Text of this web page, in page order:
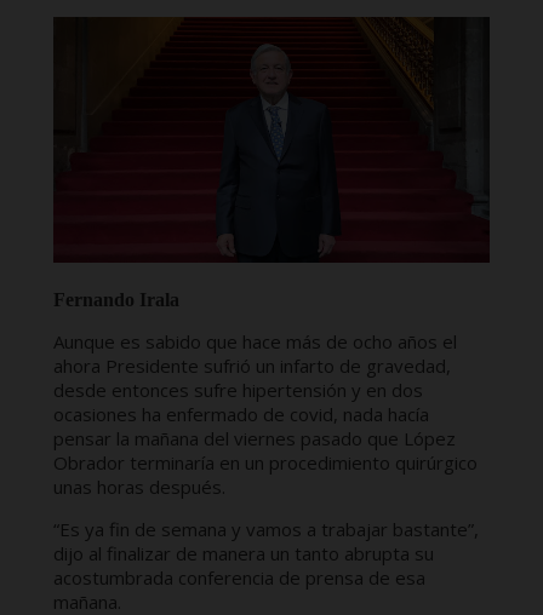
Fernando Irala
Aunque es sabido que hace más de ocho años el
ahora Presidente sufrió un infarto de gravedad,
desde entonces sufre hipertensión y en dos
ocasiones ha enfermado de covid, nada hacía
pensar la mañana del viernes pasado que López
Obrador terminaría en un procedimiento quirúrgico
unas horas después.
“Es ya fin de semana y vamos a trabajar bastante”,
dijo al finalizar de manera un tanto abrupta su
acostumbrada conferencia de prensa de esa
mañana.